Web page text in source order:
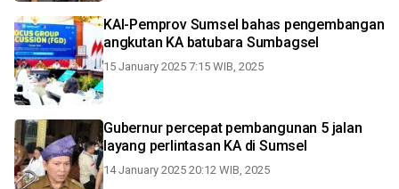
KAI-Pemprov Sumsel bahas pengembangan
angkutan KA batubara Sumbagsel
15 January 2025 7:15 WIB, 2025
Gubernur percepat pembangunan 5 jalan
layang perlintasan KA di Sumsel
14 January 2025 20:12 WIB, 2025